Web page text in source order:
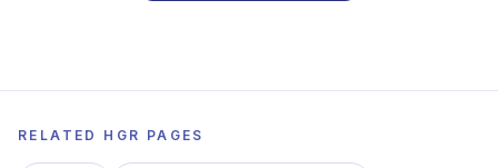
RELATED HGR PAGES